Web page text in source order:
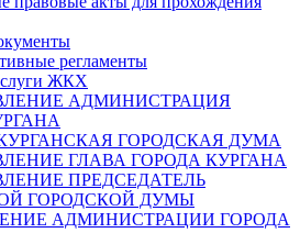
регламенты
ЖКХ
АДМИНИСТРАЦИЯ
ГОРОДСКАЯ ДУМА
ГЛАВА ГОРОДА КУРГАНА
ПРЕДСЕДАТЕЛЬ
ГОРОДСКОЙ ДУМЫ
АДМИНИСТРАЦИИ ГОРОДА